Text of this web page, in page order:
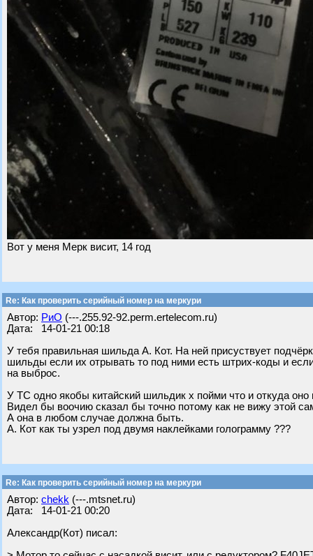
Вот у меня Мерк висит, 14 год
Re: Как проверить серийный номер на меркури
Автор: РиО (---.255.92-92.perm.ertelecom.ru)
Дата: 14-01-21 00:18
У тебя правильная шильда А. Кот. На ней присуствует
шильды если их отрывать то под ними есть штрих-коды и
на выброс.
У ТС одно якобы китайский шильдик х пойми что и откуда
Видел бы воочию сказал бы точно потому как не вижу этой
А она в любом случае должна быть.
А. Кот как ты узрел под двумя наклейками голограмму ???
Re: Как проверить серийный номер на меркури
Автор: chekk (---.mtsnet.ru)
Дата: 14-01-21 00:20
Александр(Кот) писал: